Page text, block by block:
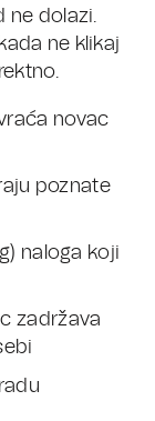
ne dolazi.
ne klikaj
novac
poznate
naloga koji
zadržava